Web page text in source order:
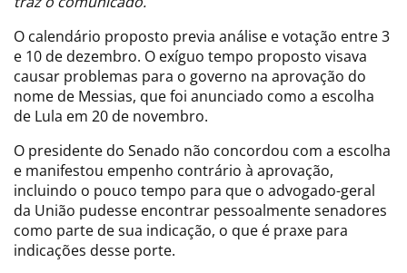
O calendário proposto previa análise e votação entre 3
e 10 de dezembro. O exíguo tempo proposto visava
causar problemas para o governo na aprovação do
nome de Messias, que foi anunciado como a escolha
de Lula em 20 de novembro.
O presidente do Senado não concordou com a escolha
e manifestou empenho contrário à aprovação,
incluindo o pouco tempo para que o advogado-geral
da União pudesse encontrar pessoalmente senadores
como parte de sua indicação, o que é praxe para
indicações desse porte.